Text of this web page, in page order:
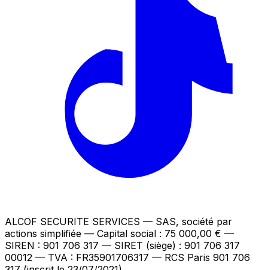
ALCOF SECURITE SERVICES — SAS, société par
actions simplifiée — Capital social : 75 000,00 € —
SIREN : 901 706 317 — SIRET (siège) : 901 706 317
00012 — TVA : FR35901706317 — RCS Paris 901 706